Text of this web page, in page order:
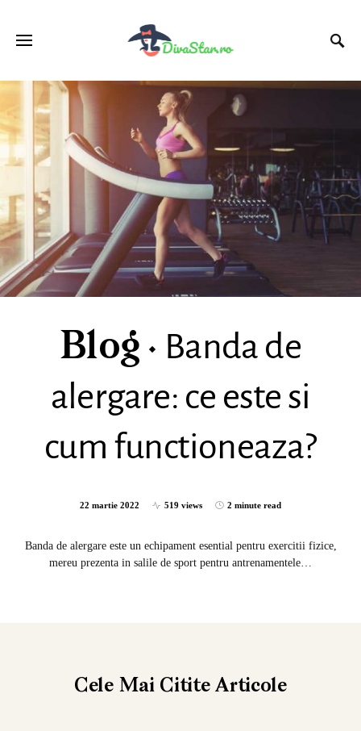
Blog
Banda de
alergare: ce este si
cum functioneaza?
22 martie 2022 519 views 2 minute read
Banda de alergare este un echipament esential pentru exercitii fizice,
mereu prezenta in salile de sport pentru antrenamentele…
Cele Mai CititeArticole